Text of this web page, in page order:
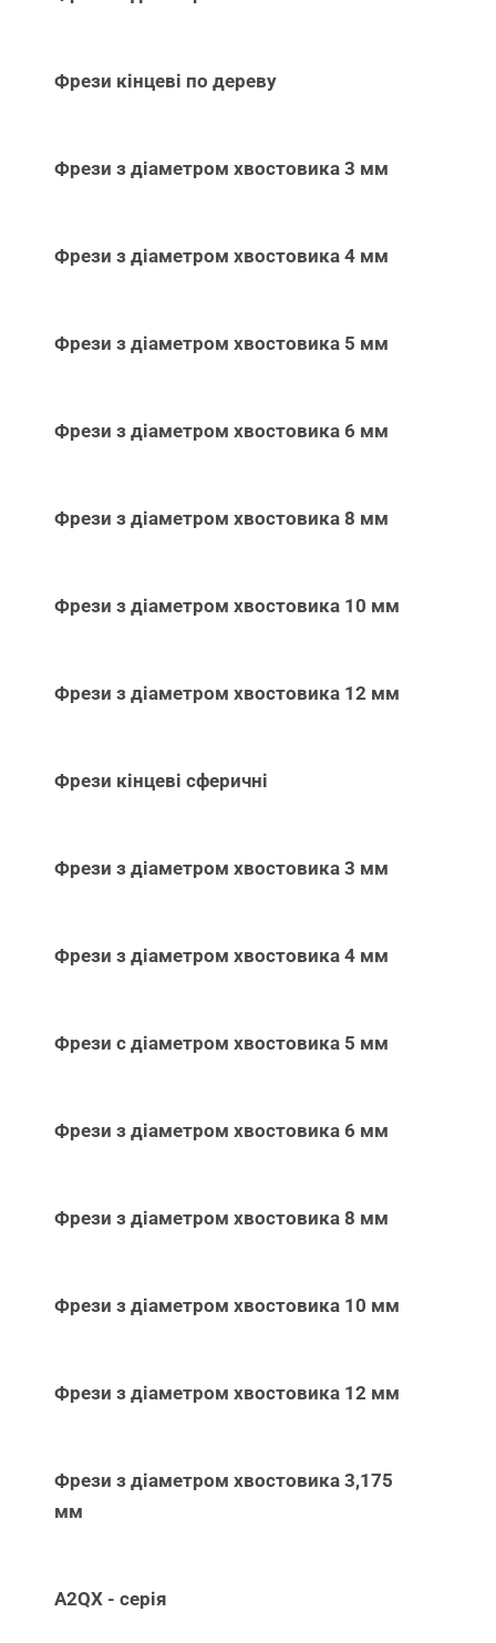
Фрези кінцеві по дереву
Фрези з діаметром хвостовика 3 мм
Фрези з діаметром хвостовика 4 мм
Фрези з діаметром хвостовика 5 мм
Фрези з діаметром хвостовика 6 мм
Фрези з діаметром хвостовика 8 мм
Фрези з діаметром хвостовика 10 мм
Фрези з діаметром хвостовика 12 мм
Фрези кінцеві сферичні
Фрези з діаметром хвостовика 3 мм
Фрези з діаметром хвостовика 4 мм
Фрези с діаметром хвостовика 5 мм
Фрези з діаметром хвостовика 6 мм
Фрези з діаметром хвостовика 8 мм
Фрези з діаметром хвостовика 10 мм
Фрези з діаметром хвостовика 12 мм
Фрези з діаметром хвостовика 3,175
мм
A2QX - серія